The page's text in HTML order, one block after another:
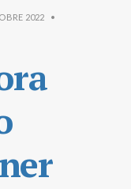
2022
•